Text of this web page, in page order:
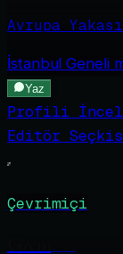
Avrupa Yakası
İstanbul Geneli
Yaz
Profili
Editör
Çevrimiçi